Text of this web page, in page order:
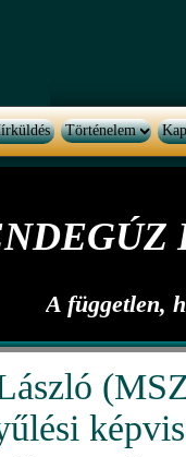
Történelem
A független,